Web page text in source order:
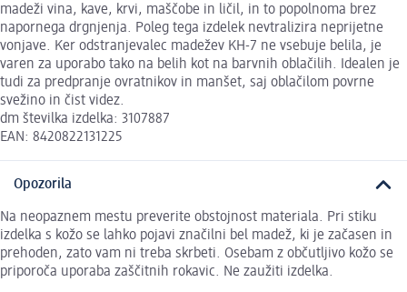
madeži vina, kave, krvi, maščobe in ličil, in to popolnoma brez
napornega drgnjenja. Poleg tega izdelek nevtralizira neprijetne
vonjave. Ker odstranjevalec madežev KH-7 ne vsebuje belila, je
varen za uporabo tako na belih kot na barvnih oblačilih. Idealen je
tudi za predpranje ovratnikov in manšet, saj oblačilom povrne
svežino in čist videz.
dm številka izdelka: 3107887
EAN: 8420822131225
Opozorila
Na neopaznem mestu preverite obstojnost materiala. Pri stiku
izdelka s kožo se lahko pojavi značilni bel madež, ki je začasen in
prehoden, zato vam ni treba skrbeti. Osebam z občutljivo kožo se
priporoča uporaba zaščitnih rokavic. Ne zaužiti izdelka.